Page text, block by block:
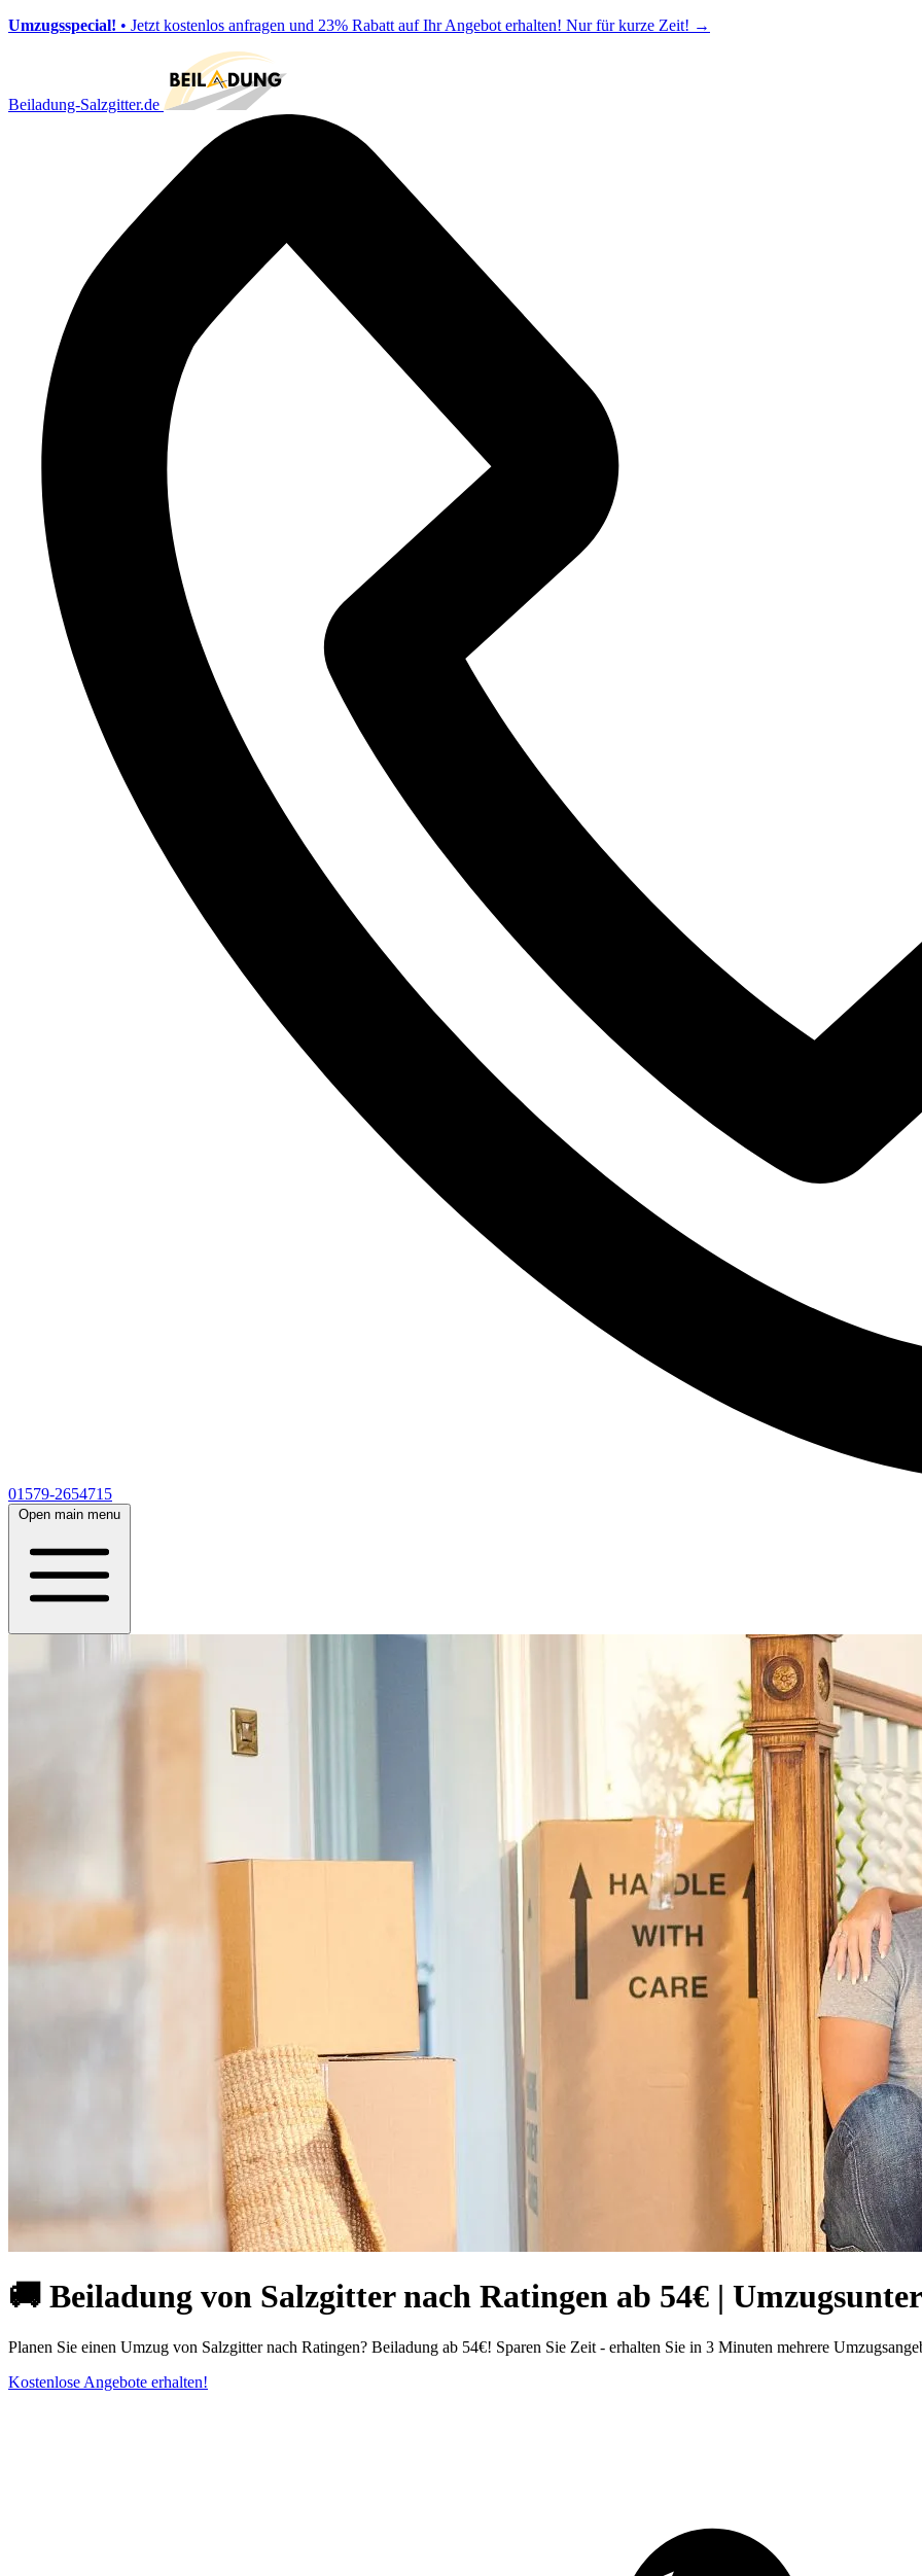
Umzugsspecial! • Jetzt kostenlos anfragen und 23% Rabatt auf Ihr Angebot erhalten! Nur für kurze Zeit! →
Beiladung-Salzgitter.de
01579-2654715
Open main menu
🚚 Beiladung von Salzgitter nach Ratingen ab 54€ |
Planen Sie einen Umzug von Salzgitter nach Ratingen? Beiladung ab 54€! Sparen Sie Zeit - erhalten Sie in 3 Minuten mehrere
Kostenlose Angebote erhalten!